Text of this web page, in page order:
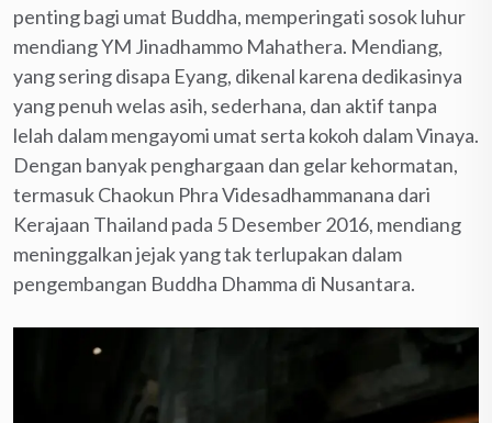
penting bagi umat Buddha, memperingati sosok luhur
mendiang YM Jinadhammo Mahathera. Mendiang,
yang sering disapa Eyang, dikenal karena dedikasinya
yang penuh welas asih, sederhana, dan aktif tanpa
lelah dalam mengayomi umat serta kokoh dalam Vinaya.
Dengan banyak penghargaan dan gelar kehormatan,
termasuk Chaokun Phra Videsadhammanana dari
Kerajaan Thailand pada 5 Desember 2016, mendiang
meninggalkan jejak yang tak terlupakan dalam
pengembangan Buddha Dhamma di Nusantara.